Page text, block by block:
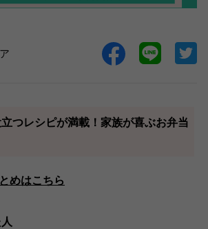
つレシピが満載！家族が喜ぶお弁当
めはこちら